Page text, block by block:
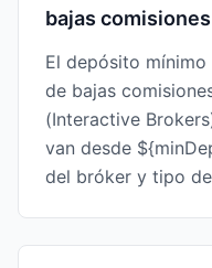
bajas
El depósito
de bajas
(Interactive
van desde
del bróker y tipo